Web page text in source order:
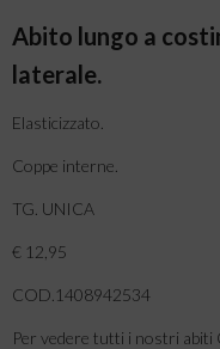
Abito lungo a
laterale.
Elasticizzato.
Coppe interne.
TG. UNICA
€ 12,95
COD.1408942534
Per vedere tutti i nostri abiti